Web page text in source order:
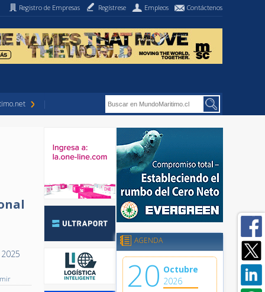
Registro de Empresas Regístrese Empleos Contáctenos
AGENDA
20 Octubre
2026